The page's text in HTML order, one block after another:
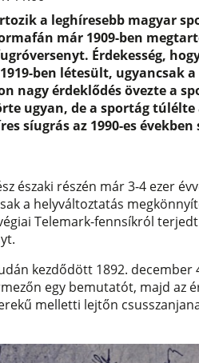
a leghíresebb magyar
már 1909-ben
Érdekesség,
ben létesült, ugyancsak a
nagy érdeklődés övezte a
ugyan, de a sportág túlélte
síugrás az 1990-es években
északi részén már 3-4 ezer
a helyváltoztatás
Telemark-fennsíkról
kezdődött 1892. december
egy bemutatót, majd az
melletti lejtőn